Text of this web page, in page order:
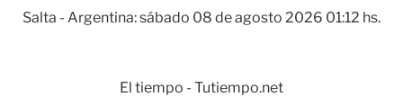
Salta - Argentina: sábado 08 de agosto 2026 01:12 hs.
El tiempo - Tutiempo.net